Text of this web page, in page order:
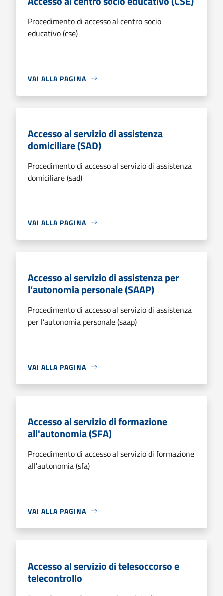
Procedimento di accesso al centro socio
educativo (cse)
VAI ALLA PAGINA
Accesso al servizio di assistenza
domiciliare (SAD)
Procedimento di accesso al servizio di assistenza
domiciliare (sad)
VAI ALLA PAGINA
Accesso al servizio di assistenza per
l’autonomia personale (SAAP)
Procedimento di accesso al servizio di assistenza
per l’autonomia personale (saap)
VAI ALLA PAGINA
Accesso al servizio di formazione
all'autonomia (SFA)
Procedimento di accesso al servizio di formazione
all'autonomia (sfa)
VAI ALLA PAGINA
Accesso al servizio di telesoccorso e
telecontrollo